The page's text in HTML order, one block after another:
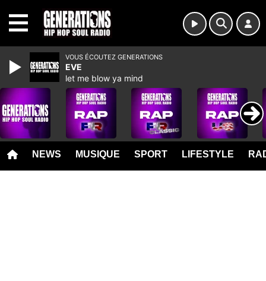
NEWS MUSIQUE SPORT LIFESTYLE
VOUS ÉCOUTEZ GENERATIONS
EVE
let me blow ya mind